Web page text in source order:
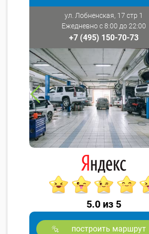
ул. Лобненская, 17 стр 1
Ежедневно с 8:00 до 22:00
+7 (495) 150-70-73
5.0 из 5
построить маршрут